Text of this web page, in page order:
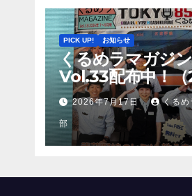
PICK UP! お知らせ
くるめラマガジン
Vol.33配布中！（
年7月～9月）
2026年7月17日 くるめ
部